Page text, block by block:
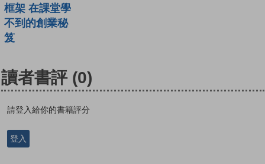
框架 在課堂學
不到的創業秘
笈
讀者書評 (0)
請登入給你的書籍評分
登入